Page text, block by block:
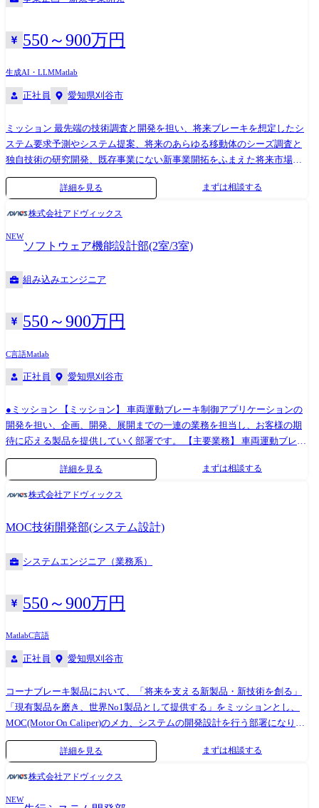
ツール:充放電装置、インピーダンス、安全性試験装置、構造信頼性試験
等) ・電池試作ツール:混錬装置、塗工装置、圧延装置、巻回装置、グロ
ーブボックス 等 ・設計/解析ツール:CATIA V5/V6、各種CAEツール
極的に取れるメンバーがたくさん在籍しているので活気溢れる 部署にな
業務 担当プロジェクトの成功に向けてマネージメントの対応、エンジニ
アリングの対応を行っていただきます。マネージメントに関しては、プ
ロジェクトの見積りや開発計画の作成、進捗管理/リスク管理、リソース
チャ設計といった上流工程の対応、技術課題解決、成果物レビューでの
進の育成も行っていただきます。 お客様や他部署との調整・交渉、営業
と連動して技術提案活動をすることもあり、チャレンジと成長ができる
魅力的なポジションです。 これまでのマネージメント経験や、リーダー
シップ能力、コミュニケーション能力、問題解決力を存分に発揮し、プ
ロジェクトの成功に貢献していただける方を求めています。 主要なお客
工程】要件定義～システムテスト 【規模】100名(機能チームは10名前後)
【期間】1年 【開発言語】C、MATLAB Simulink 【開発手法】ウォータ
ーフォール型 【作業場所】弊社オフィス内 ＜車載コックピット フロン
トエンド開発＞ 【担当工程】要件定義～システムテスト 【規模】5名～
開発 【作業場所】弊社オフィス内 ＜半導体制御装置向けWindowsアプリ
ケーション開発＞ 【担当工程】要件定義～保守運用 【規模】10名～20名
【期間】6ヶ月 【開発言語】C#、C++ 【開発手法】ウォーターフォール
当工程】基本設計～保守運用 【規模】5名～10名 【期間】9ヶ月 【開発
ィス内
550～900万円
生成AI・LLMMatlab
正社員 愛知県刈谷市
ミッション 最先端の技術調査と開発を担い、将来ブレーキを想定したシ
ステム要求予測やシステム提案、将来のあらゆる移動体のシーズ調査と
独自技術の研究開発、既存事業にない新事業開拓をふまえた将来市場に
適応するための必要技術を織り込むことミッションとしております。 仕
事内容 ・将来のあらゆる移動体の安全・安心、快適、環境に貢献する情
ADS独自技術の開発、自社技術への適用 ②自動運転時代を見据えた関連
技術分野の情報収集・調査・研究とADS独自技術の開発、自社技術への
適用 ③CNに向けた関連技術分野の情報収集・調査・研究とADS独自技術
の開発、自社技術への適用 業務での使用ツール ・Microsoft Office (Word･
詳細を見る まずは相談する
株式会社アドヴィックス
NEW
ソフトウェア機能設計部(2室/3室)
組み込みエンジニア
550～900万円
C言語Matlab
正社員 愛知県刈谷市
●ミッション 【ミッション】 車両運動ブレーキ制御アプリケーションの
開発を担い、企画、開発、展開までの一連の業務を担当し、お客様の期
待に応える製品を提供していく部署です。 【主要業務】 車両運動ブレー
キ制御のアプリケーション/ソフトウェア開発、設計業務 業務内容 ・ア
プリケーション向けソフトウェア開発/設計業務や既存機能の機能向上、
新機能開発に従事頂きます。 ・シミュレーションを使用して、通常走
し、実際のクルマにて走行確認・仕様改良を実施する ・アプリケーショ
ン仕様をもとにソフトウェア設計・品質確保し製品化まで一連の設計・
評価を実施する ・C言語を用いた、制御アプリケーションソフトの開発
・車両毎の量産ソフトの開発、デバッグ ※ご経験や希望を踏まえ、担当
詳細を見る まずは相談する
株式会社アドヴィックス
MOC技術開発部(システム設計)
システムエンジニア（業務系）
550～900万円
MatlabC言語
正社員 愛知県刈谷市
コーナブレーキ製品において、「将来を支える新製品・新技術を創る」
「現有製品を磨き、世界No1製品として提供する」をミッションとし、
MOC(Motor On Caliper)のメカ、システムの開発設計を行う部署になりま
す。 当社にて、EPB(電動パーキングブレーキ)開発をご担当いただきま
す。 取引先との車両制御の仕様検討/システム開発/車両適合/車両評価ま
ンチ) 業務での使用ツール ●MATLAB/Simulink ●C言語
詳細を見る まずは相談する
株式会社アドヴィックス
NEW